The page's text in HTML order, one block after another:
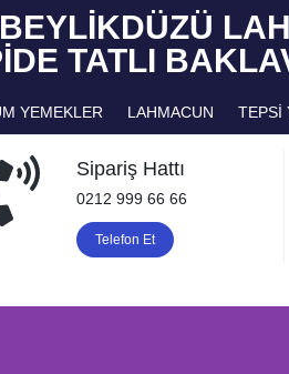
YEMEKLER LAHMACUN TEPSİ
Sipariş Hattı
0212 999 66 66
Telefon Et